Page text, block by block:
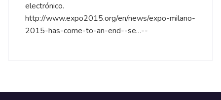
electrónico.
http://www.expo2015.org/en/news/expo-milano-
2015-has-come-to-an-end--se…--